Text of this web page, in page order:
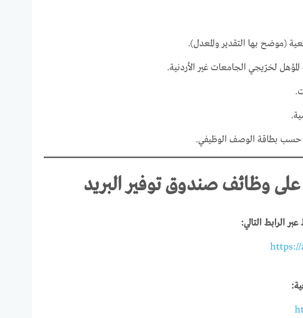
(موضح بها التقدير والمعدل).
لخرّيجي الجامعات غير الأردنية.
حسب بطاقة الوصف الوظيفي.
وظائف صندوق توفير البريد
الرابط التالي:
https://